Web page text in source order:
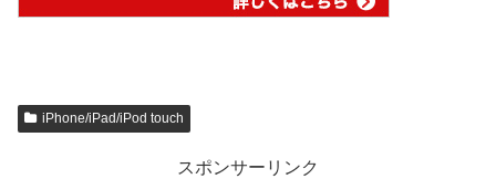
iPhone/iPad/iPod touch
スポンサーリンク